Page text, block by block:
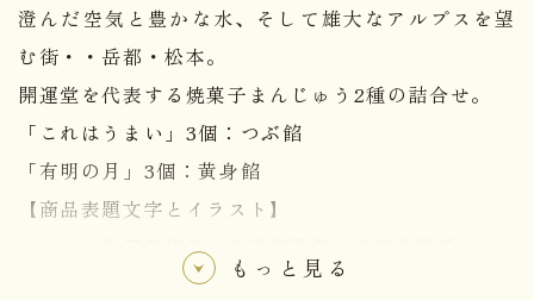
澄んだ空気と豊かな水、そして雄大なアルプスを望
む街・・岳都・松本。
開運堂を代表する焼菓子まんじゅう2種の詰合せ。
「これはうまい」3個：つぶ餡
「有明の月」3個：黄身餡
【商品表題文字とイラスト】
まつもと市民芸術館 前芸術監督：串田和美氏
演出家、俳優、舞台芸術家など多岐にわたり幅広く
もっと見る